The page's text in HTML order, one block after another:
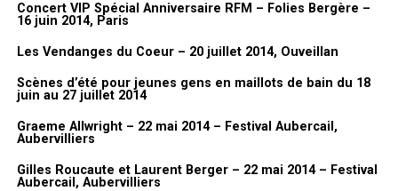
Concert VIP Spécial Anniversaire RFM – Folies Bergère –
16 juin 2014, Paris
Les Vendanges du Coeur – 20 juillet 2014, Ouveillan
Scènes d’été pour jeunes gens en maillots de bain du 18
juin au 27 juillet 2014
Graeme Allwright – 22 mai 2014 – Festival Aubercail,
Aubervilliers
Gilles Roucaute et Laurent Berger – 22 mai 2014 – Festival
Aubercail, Aubervilliers